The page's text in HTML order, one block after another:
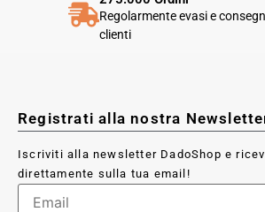
Regolarmente evasi e
clienti
Registrati alla nostra
Iscriviti alla newsletter DadoShop e
direttamente sulla tua email!